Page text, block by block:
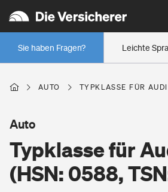
Leichte
Sie haben Fragen?
Wer versichert was: Jetzt Versicherer
Regionalklassen: So ist Ihre Region
Wer versichert was: Jetzt Versicherer
Berufsunfähigkeitsversicherung
Erwerbsunfähigkeitsversicherung
Wohnen
AUTO TYPKLASSE FÜR
Typklasse für
(HSN: 0588,
Auto